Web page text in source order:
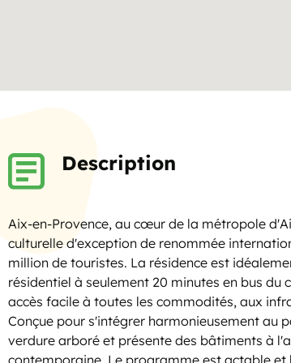
Description
Aix-en-Provence, au cœur de la métropole
culturelle d'exception de renommée
million de touristes. La résidence est
résidentiel à seulement 20 minutes en bus du
accès facile à toutes les commodités, aux
Conçue pour s'intégrer harmonieusement au
verdure arboré et présente des bâtiments à